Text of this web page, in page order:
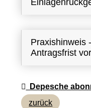
Praxishinweis
Antragsfrist
Depesche
zurück